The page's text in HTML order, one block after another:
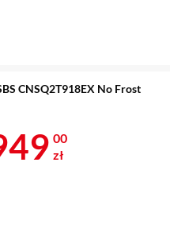
CNSQ2T918EX No Frost
2 949 zł
00
zł